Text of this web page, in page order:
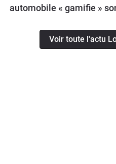
automobile « gamifie »
Voir toute l'actu